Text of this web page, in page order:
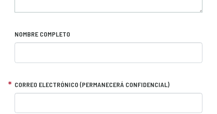
NOMBRE COMPLETO
CORREO ELECTRÓNICO (PERMANECERÁ CONFIDENCIAL)